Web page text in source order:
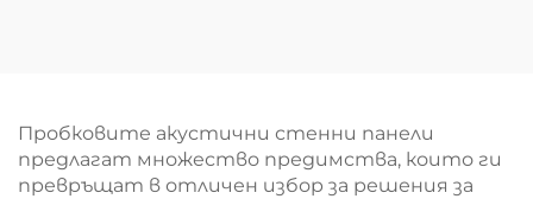
противопожарна
защита
преградни плочи за
помещения
Пробковите акустични стенни панели
предлагат множество предимства, които ги
превръщат в отличен избор за решения за